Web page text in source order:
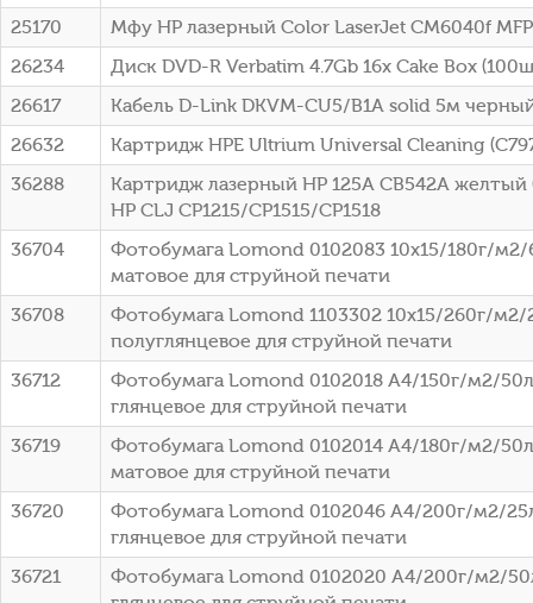
25170
Мфу HP лазерный Color LaserJet CM6040f
26234
Диск DVD-R Verbatim 4.7Gb 16x Cake Box
26617
Кабель D-Link DKVM-CU5/B1A solid 5м
26632
Картридж HPE Ultrium Universal Cleaning
36288
Картридж лазерный HP 125A CB542A желтый
HP CLJ CP1215/CP1515/CP1518
36704
Фотобумага Lomond 0102083 10x15/180г/
матовое для струйной печати
36708
Фотобумага Lomond 1103302 10x15/260г/
полуглянцевое для струйной печати
36712
Фотобумага Lomond 0102018 A4/150г/м2/
глянцевое для струйной печати
36719
Фотобумага Lomond 0102014 A4/180г/м2/
матовое для струйной печати
36720
Фотобумага Lomond 0102046 A4/200г/м2/
глянцевое для струйной печати
36721
Фотобумага Lomond 0102020 A4/200г/м2/